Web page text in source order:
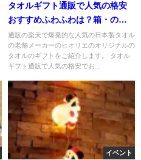
タオルギフト通販で人気の格安
おすすめふわふわは？箱・のし
もＯＫ
通販の楽天で爆発的な人気の日本製タオル
の老舗メーカーのヒオリエのオリジナルの
タオルのギフトをご紹介します。 タオル
ギフト通販で人気の格安でお...
イベント